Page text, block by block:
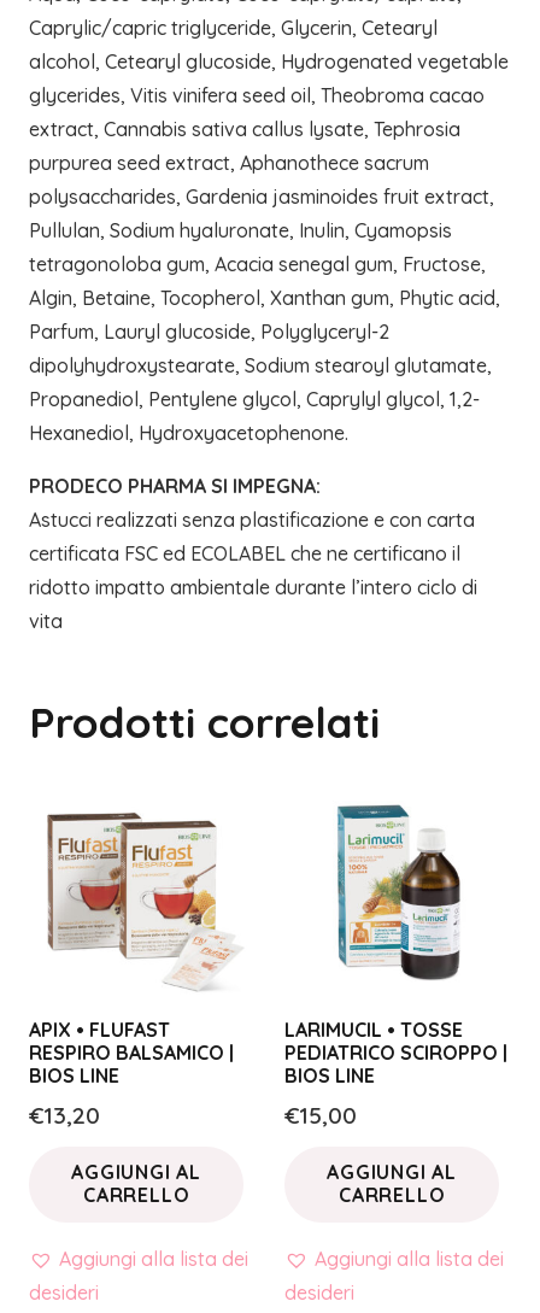
Caprylic/capric triglyceride, Glycerin, Cetearyl
alcohol, Cetearyl glucoside, Hydrogenated vegetable
glycerides, Vitis vinifera seed oil, Theobroma cacao
extract, Cannabis sativa callus lysate, Tephrosia
purpurea seed extract, Aphanothece sacrum
polysaccharides, Gardenia jasminoides fruit extract,
Pullulan, Sodium hyaluronate, Inulin, Cyamopsis
tetragonoloba gum, Acacia senegal gum, Fructose,
Algin, Betaine, Tocopherol, Xanthan gum, Phytic acid,
Parfum, Lauryl glucoside, Polyglyceryl-2
dipolyhydroxystearate, Sodium stearoyl glutamate,
Propanediol, Pentylene glycol, Caprylyl glycol, 1,2-
Hexanediol, Hydroxyacetophenone.
PRODECO PHARMA SI IMPEGNA:
Astucci realizzati senza plastificazione e con carta
certificata FSC ed ECOLABEL che ne certificano il
ridotto impatto ambientale durante l’intero ciclo di
vita
Prodotti correlati
APIX • FLUFAST
RESPIRO BALSAMICO |
BIOS LINE
€13,20
AGGIUNGI AL
CARRELLO
Aggiungi alla lista dei
desideri
LARIMUCIL • TOSSE
PEDIATRICO SCIROPPO |
BIOS LINE
€15,00
AGGIUNGI AL
CARRELLO
Aggiungi alla lista dei
desideri